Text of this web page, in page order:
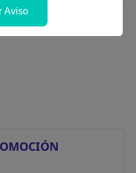
Aviso